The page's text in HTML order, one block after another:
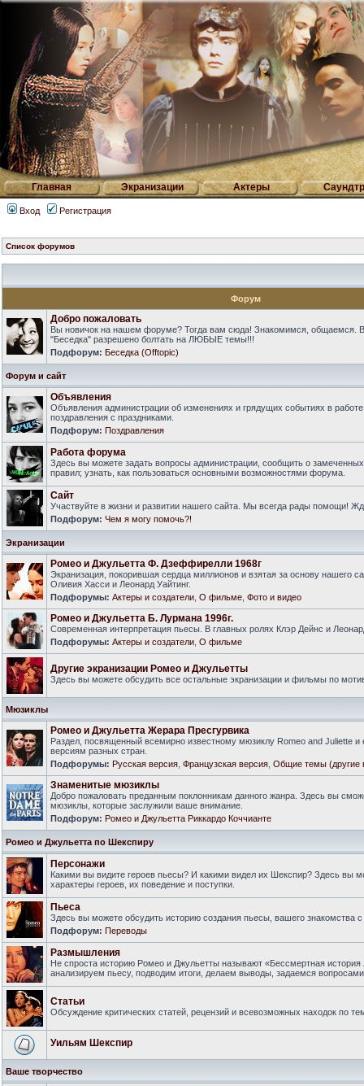
Главная Экранизации Актеры
Вход Регистрация
Список форумов
Форум
Добро пожаловать
Вы новичок на нашем форуме? Тогда вам сюда! Знакомимся, общаемся.
"Беседка" разрешено болтать на ЛЮБЫЕ темы!!!
Подфорум: Беседка (Offtopic)
Форум и сайт
Объявления
Объявления администрации об изменениях и грядущих событиях в
поздравления с праздниками.
Подфорум: Поздравления
Работа форума
Здесь вы можете задать вопросы администрации, сообщить о
правил; узнать, как пользоваться основными возможностями форума.
Сайт
Участвуйте в жизни и развитии нашего сайта. Мы всегда рады помощи!
Подфорум: Чем я могу помочь?!
Экранизации
Ромео и Джульетта Ф. Дзеффирелли 1968г
Экранизация, покорившая сердца миллионов и взятая за основу нашего
Оливия Хасси и Леонард Уайтинг.
Подфорумы: Актеры и создатели О фильме Фото и видео
Ромео и Джульетта Б. Лурмана 1996г.
Современная интерпретация пьесы. В главных ролях Клэр Дейнс и
Подфорумы: Актеры и создатели О фильме
Другие экранизации Ромео и Джульетты
Здесь вы можете обсудить все остальные экранизации и фильмы по
Мюзиклы
Ромео и Джульетта Жерара Пресгурвика
Раздел, посвященный всемирно известному мюзиклу Romeo and Juliette и
версиям разных стран.
Подфорумы: Русская версия Французская версия Общие темы (другие
Знаменитые мюзиклы
Добро пожаловать преданным поклонникам данного жанра. Здесь вы
мюзиклы, которые заслужили ваше внимание.
Подфорум: Ромео и Джульетта Риккардо Коччианте
Ромео и Джульетта по Шекспиру
Персонажи
Какими вы видите героев пьесы? И какими видел их Шекспир? Здесь вы
характеры героев, их поведение и поступки.
Пьеса
Здесь вы можете обсудить историю создания пьесы, вашего знакомства
Подфорум: Переводы
Размышления
Не спроста историю Ромео и Джульетты называют «Бессмертная
анализируем пьесу, подводим итоги, делаем выводы, задаемся
Статьи
Обсуждение критических статей, рецензий и всевозможных находок по
Уильям Шекспир
Ваше творчество